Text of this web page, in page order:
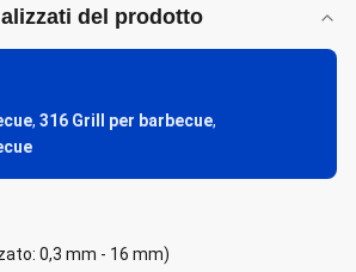
del prodotto
, 316 Grill per barbecue,
0,3 mm - 16 mm)